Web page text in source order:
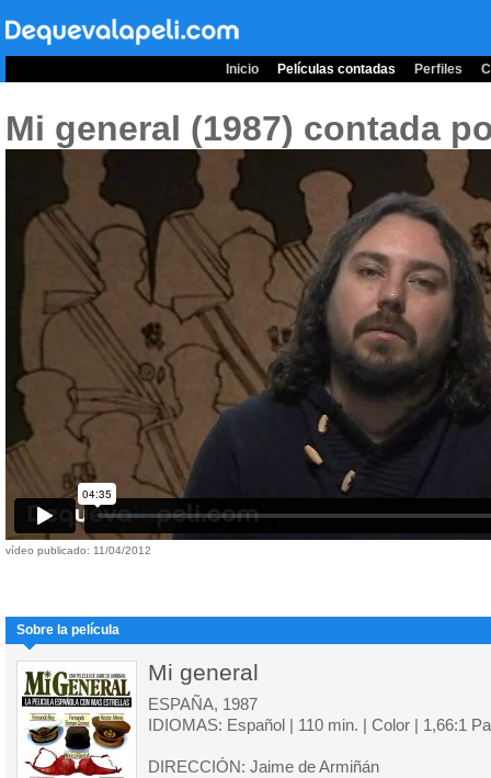
Inicio Películas contadas Perfiles
Mi general (1987) contada
vídeo publicado: 11/04/2012
Sobre la película
Mi general
ESPAÑA, 1987
IDIOMAS: Español | 110 min. | Color | 1,66:1
DIRECCIÓN: Jaime de Armiñán